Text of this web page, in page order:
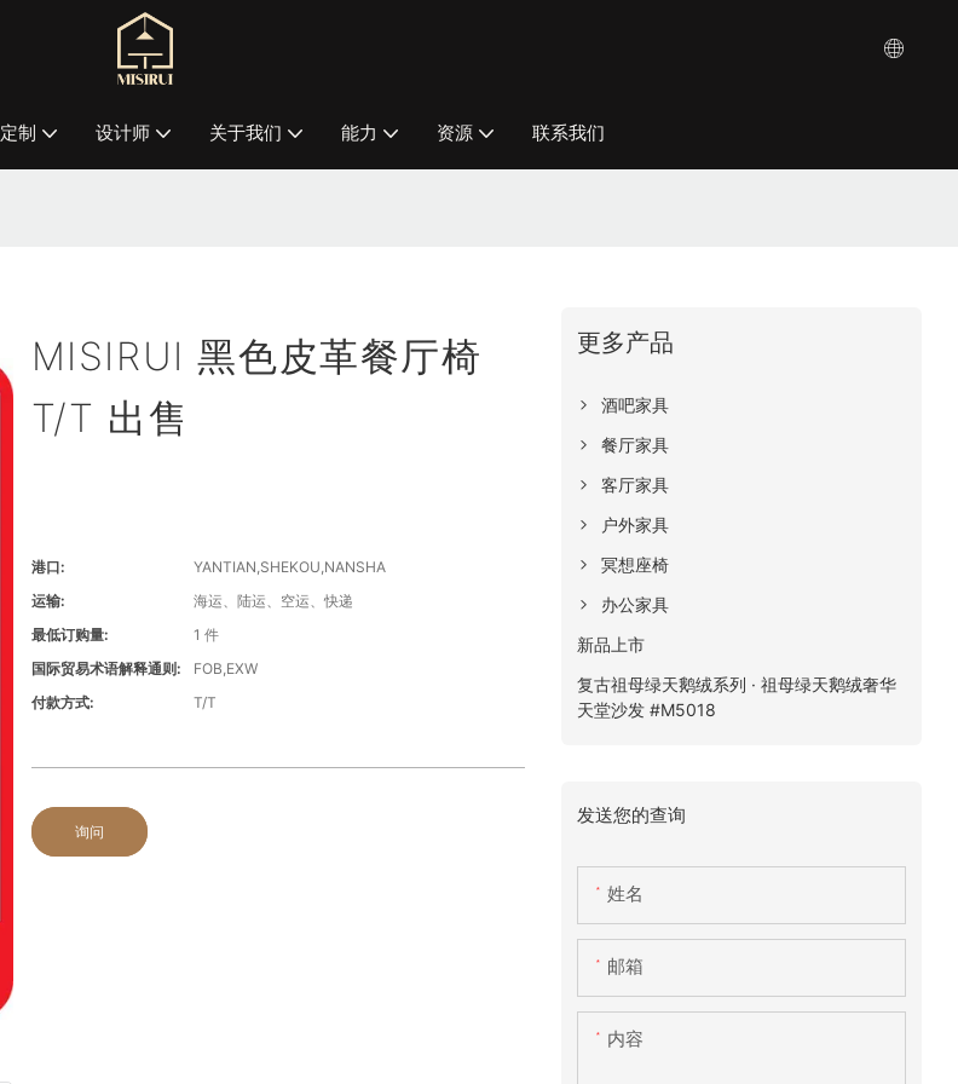
定制 设计师 关于我们 能力 资源 联系我们
MISIRUI 黑色皮革餐厅椅
T/T 出售
港口:
YANTIAN,SHEKOU,NANSHA
运输:
海运、陆运、空运、快递
最低订购量:
1 件
国际贸易术语解释通则:
FOB,EXW
付款方式:
T/T
询问
更多产品
酒吧家具
餐厅家具
客厅家具
户外家具
冥想座椅
办公家具
新品上市
复古祖母绿天鹅绒系列 · 祖母绿天鹅绒奢华
天堂沙发 #M5018
发送您的查询
姓名
邮箱
内容